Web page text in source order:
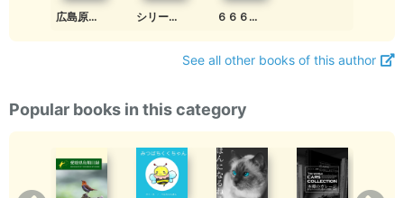
広島原爆は日本政府(ユダヤ)の計画殺人(人身御供)だ！ 666シリーズ新第１弾 シリーズ第１弾 ６６６（ユダヤ人）の安倍晋三と麻生太郎 ６６６（ユダヤ人）の習近平と安倍晋三
See all other books of this author
Popular books in this category